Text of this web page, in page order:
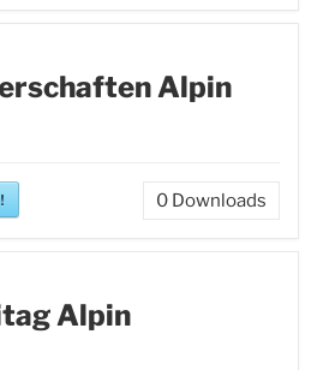
Alpin
0 Downloads
Alpin